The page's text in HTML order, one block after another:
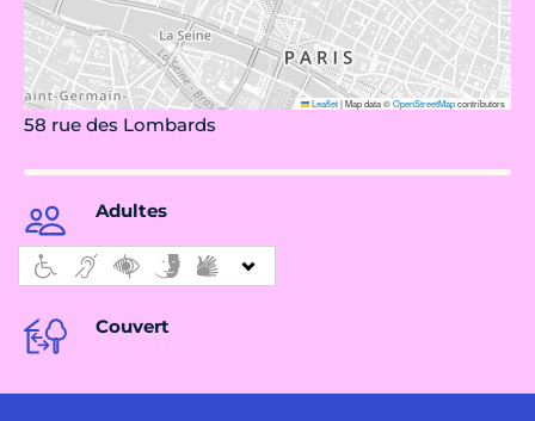
Leaflet|Map data ©OpenStreetMapcontributors
58 rue des Lombards
Adultes
Couvert